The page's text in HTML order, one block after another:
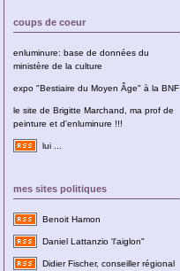
coups de coeur
enluminure: base de données du
ministère de la culture
expo "Bestiaire du Moyen Âge" à la BNF
le site de Brigitte Marchand, ma prof de
peinture et d'enluminure !!!
lui ...
mes sites politiques
Benoit Hamon
Daniel Lattanzio 'l'aiglon"
Didier Fischer, conseiller régional